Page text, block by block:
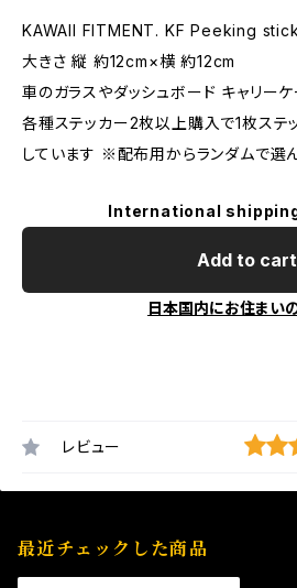
KAWAII FITMENT. KF Peeking
大きさ 縦 約12cm×横 約12cm
車のガラスやダッシュボード キャリーケ
各種ステッカー2枚以上購入で1枚ステ
しています ※配布用からランダムで選ん
International
Add to cart
日本国内にお住まい
レビュー
最近チェックした商品